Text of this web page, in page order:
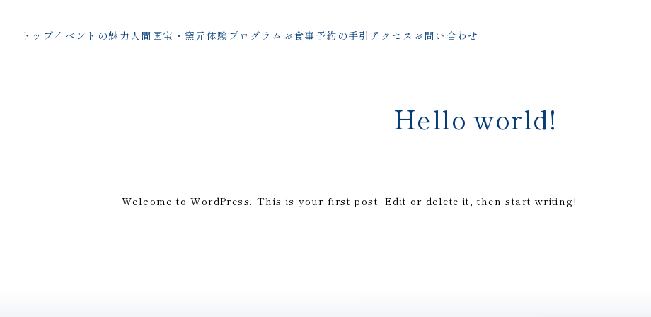
トップイベントの魅力 人間国宝・窯元体験プログラム お食事予約の手引 アクセス お問い合わせ
Hello world!
Welcome to WordPress. This is your first post. Edit or delete it, then start writing!